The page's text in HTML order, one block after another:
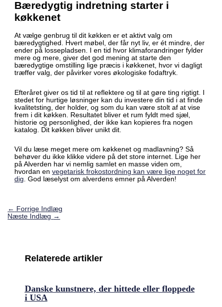
Bæredygtig indretning starter i
køkkenet
At vælge genbrug til dit køkken er et aktivt valg om
bæredygtighed. Hvert møbel, der får nyt liv, er ét mindre, der
ender på lossepladsen. I en tid hvor klimaforandringer fylder
mere og mere, giver det god mening at starte den
bæredygtige omstilling lige præcis i køkkenet, hvor vi dagligt
træffer valg, der påvirker vores økologiske fodaftryk.
Efteråret giver os tid til at reflektere og til at gøre ting rigtigt. I
stedet for hurtige løsninger kan du investere din tid i at finde
kvalitetsting, der holder, og som du kan være stolt af at vise
frem i dit køkken. Resultatet bliver et rum fyldt med sjæl,
historie og personlighed, der ikke kan kopieres fra nogen
katalog. Dit køkken bliver unikt dit.
Vil du læse meget mere om køkkenet og madlavning? Så
behøver du ikke klikke videre på det store internet. Lige her
på Alverden har vi nemlig samlet en masse viden om,
hvordan envegetarisk frokostordning kan være lige noget for
dig. God læselyst om alverdens emner på Alverden!
← Forrige Indlæg
Næste Indlæg →
Relaterede artikler
Danske kunstnere, der hittede eller floppede
i USA